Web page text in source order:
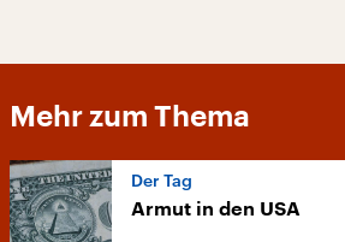
Mehr zum Thema
Der Tag
Armut in den USA